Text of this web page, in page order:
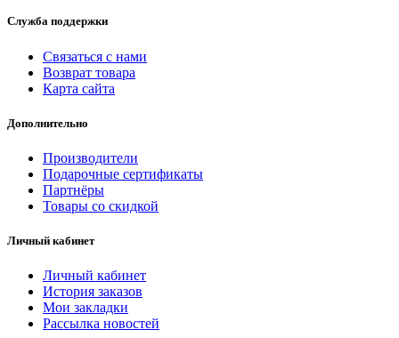
Служба поддержки
Связаться с нами
Возврат товара
Карта сайта
Дополнительно
Производители
Подарочные сертификаты
Партнёры
Товары со скидкой
Личный кабинет
Личный кабинет
История заказов
Мои закладки
Рассылка новостей